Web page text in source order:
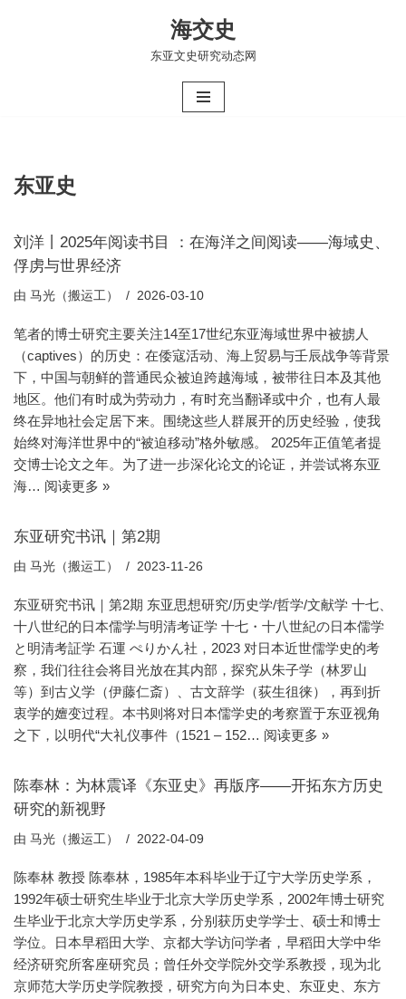
海交史
东亚文史研究动态网
东亚史
刘洋丨2025年阅读书目 ：在海洋之间阅读——海域史、
俘虏与世界经济
由 马光（搬运工） 2026-03-10
笔者的博士研究主要关注14至17世纪东亚海域世界中被掳人
（captives）的历史：在倭寇活动、海上贸易与壬辰战争等背景
下，中国与朝鲜的普通民众被迫跨越海域，被带往日本及其他
地区。他们有时成为劳动力，有时充当翻译或中介，也有人最
终在异地社会定居下来。围绕这些人群展开的历史经验，使我
始终对海洋世界中的“被迫移动”格外敏感。 2025年正值笔者提
交博士论文之年。为了进一步深化论文的论证，并尝试将东亚
海… 阅读更多 »
东亚研究书讯｜第2期
由 马光（搬运工） 2023-11-26
东亚研究书讯｜第2期 东亚思想研究/历史学/哲学/文献学 十七、
十八世纪的日本儒学与明清考证学 十七・十八世紀の日本儒学
と明清考証学 石運 ぺりかん社，2023 对日本近世儒学史的考
察，我们往往会将目光放在其内部，探究从朱子学（林罗山
等）到古义学（伊藤仁斎）、古文辞学（荻生徂徕），再到折
衷学的嬗变过程。本书则将对日本儒学史的考察置于东亚视角
之下，以明代“大礼仪事件（1521 – 152… 阅读更多 »
陈奉林：为林震译《东亚史》再版序——开拓东方历史
研究的新视野
由 马光（搬运工） 2022-04-09
陈奉林 教授 陈奉林，1985年本科毕业于辽宁大学历史学系，
1992年硕士研究生毕业于北京大学历史学系，2002年博士研究
生毕业于北京大学历史学系，分别获历史学学士、硕士和博士
学位。日本早稻田大学、京都大学访问学者，早稻田大学中华
经济研究所客座研究员；曾任外交学院外交学系教授，现为北
京师范大学历史学院教授，研究方向为日本史、东亚史、东方